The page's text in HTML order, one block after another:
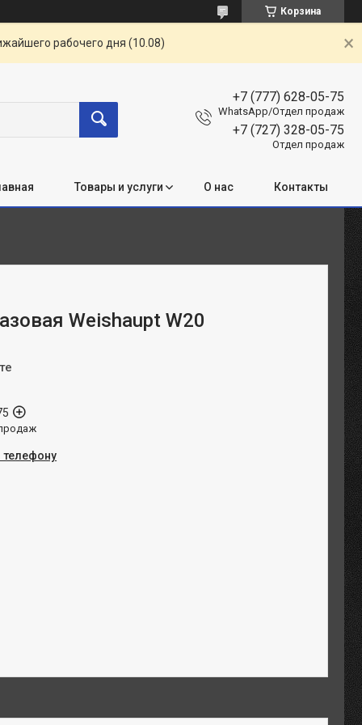
Корзина
рабочего дня (10.08)
+7 (777) 628-05-75
WhatsApp/Отдел продаж
+7 (727) 328-05-75
Отдел продаж
Товары и услуги О нас Контакты
Weishaupt W20
телефону